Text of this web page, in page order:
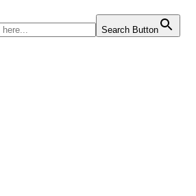
Search Button